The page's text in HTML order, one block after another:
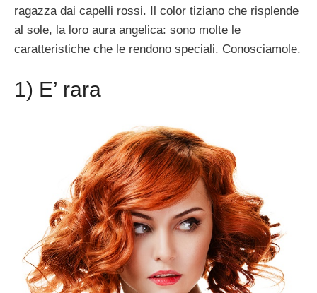
ragazza dai capelli rossi. Il color tiziano che risplende
al sole, la loro aura angelica: sono molte le
caratteristiche che le rendono speciali. Conosciamole.
1) E’ rara